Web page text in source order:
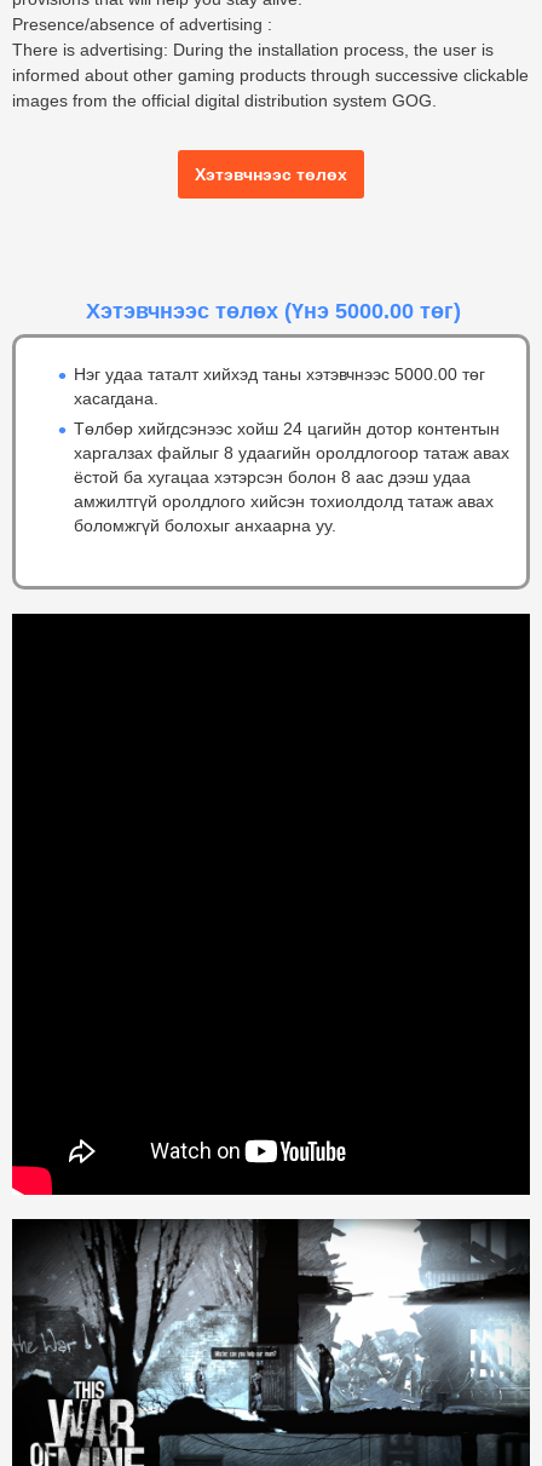
Presence/absence of advertising :
There is advertising: During the installation process, the user is
informed about other gaming products through successive clickable
images from the official digital distribution system GOG.
Хэтэвчнээс төлөх
Хэтэвчнээс төлөх (Үнэ 5000.00 төг)
Нэг удаа таталт хийхэд таны хэтэвчнээс 5000.00 төг
хасагдана.
Төлбөр хийгдсэнээс хойш 24 цагийн дотор контентын
харгалзах файлыг 8 удаагийн оролдлогоор татаж авах
ёстой ба хугацаа хэтэрсэн болон 8 аас дээш удаа
амжилтгүй оролдлого хийсэн тохиолдолд татаж авах
боломжгүй болохыг анхаарна уу.